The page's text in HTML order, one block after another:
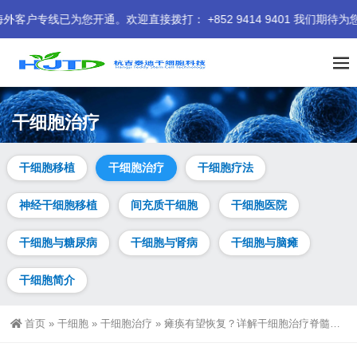
已为您开通。欢迎直接拨打： +852 9414 9401 我们期待为您服务。
干细胞治疗
干细胞移植 干细胞治疗 干细胞疗法
神经干细胞移植 间充质干细胞 干细胞医院
干细胞与糖尿病 干细胞与肾病 干细胞与脑瘫
干细胞简介
首页 » 干细胞 » 干细胞治疗 » 瘫痪有望恢复？详解干细胞治疗脊髓损伤的原理、适用人群及治疗流程